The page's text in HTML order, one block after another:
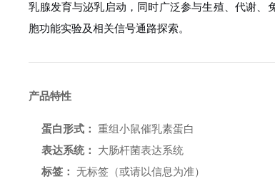
乳腺发育与泌乳启动，同时广泛参与生殖、代谢、
胞功能实验及相关信号通路探索。
产品特性
蛋白形式： 重组小鼠催乳素蛋白
表达系统：
大肠杆菌表达系统
标签： 无标签（或请以信息为准）